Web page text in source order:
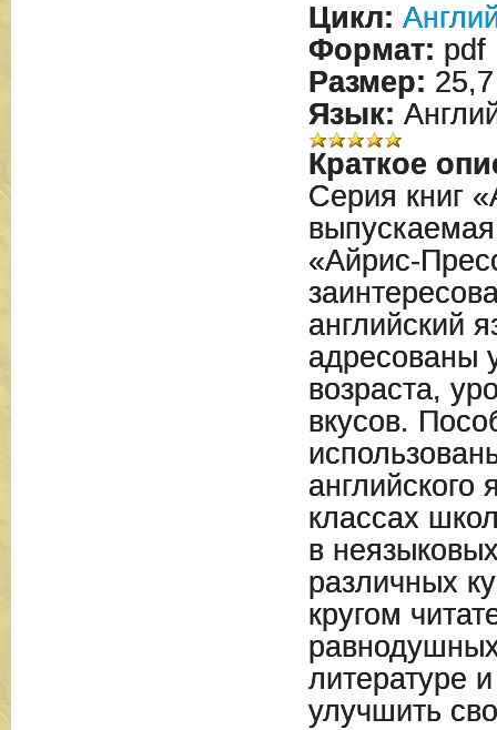
Цикл:
Формат: pdf
Размер:
Язык:
Краткое
Серия книг
«Айрис-
английский
адресованы
возраста,
вкусов.
английского
классах
в
различных
кругом
литературе
улучшить